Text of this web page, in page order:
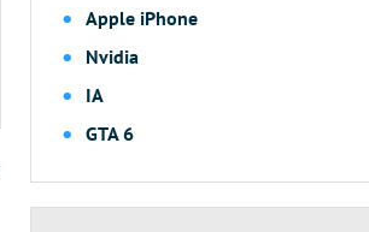
Apple iPhone
Nvidia
IA
GTA 6